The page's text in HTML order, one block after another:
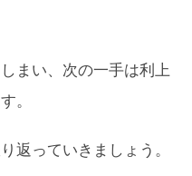
まい、次の一手は利上
。
返っていきましょう。